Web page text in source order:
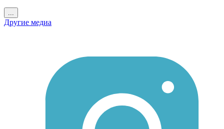
...
Другие медиа